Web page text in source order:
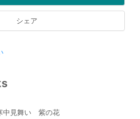
シェア
中見舞い 紫の花